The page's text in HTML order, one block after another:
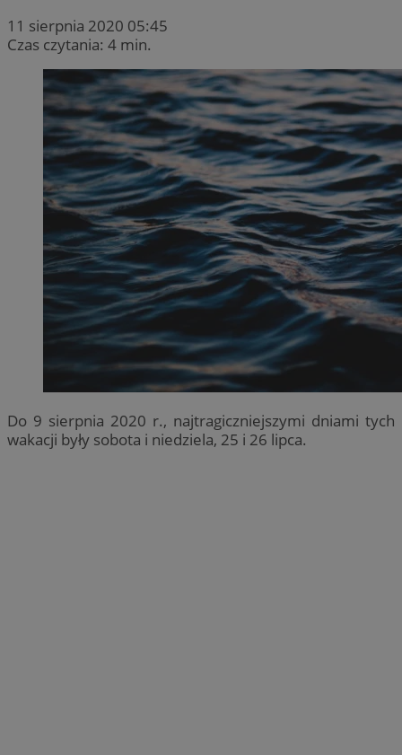
11 sierpnia 2020 05:45
Czas czytania: 4 min.
Do 9 sierpnia 2020 r., najtragiczniejszymi dniami tych
wakacji były sobota i niedziela, 25 i 26 lipca.